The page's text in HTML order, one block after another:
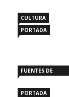
CULTURA
PORTADA
FUENTES DE
PORTADA